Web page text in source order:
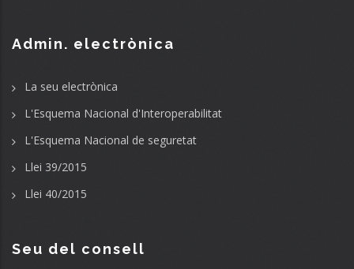
Admin. electrònica
La seu electrònica
L'Esquema Nacional d'Interoperabilitat
L'Esquema Nacional de seguretat
Llei 39/2015
Llei 40/2015
Seu del consell